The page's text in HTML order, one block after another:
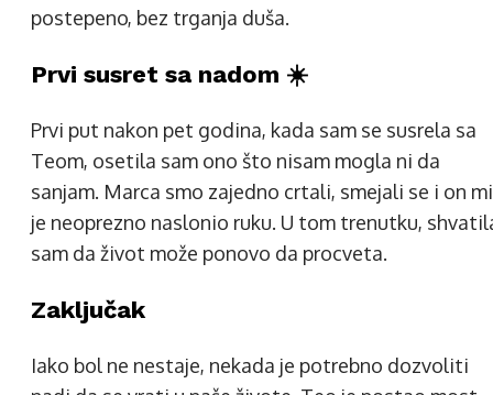
postepeno, bez trganja duša.
Prvi susret sa nadom ☀️
Prvi put nakon pet godina, kada sam se susrela sa
Teom, osetila sam ono što nisam mogla ni da
sanjam. Marca smo zajedno crtali, smejali se i on mi
je neoprezno naslonio ruku. U tom trenutku,
sam da život može ponovo da procveta.
Zaključak
Iako bol ne nestaje, nekada je potrebno dozvoliti